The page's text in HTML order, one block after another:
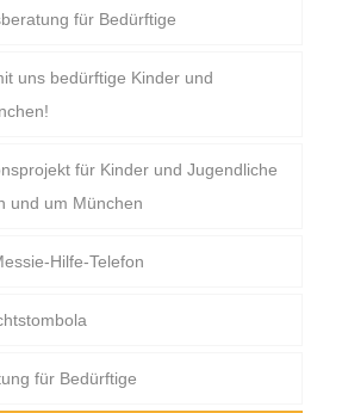
für Bedürftige
uns bedürftige Kinder und
für Kinder und Jugendliche
und um München
Hilfe-Telefon
für Bedürftige